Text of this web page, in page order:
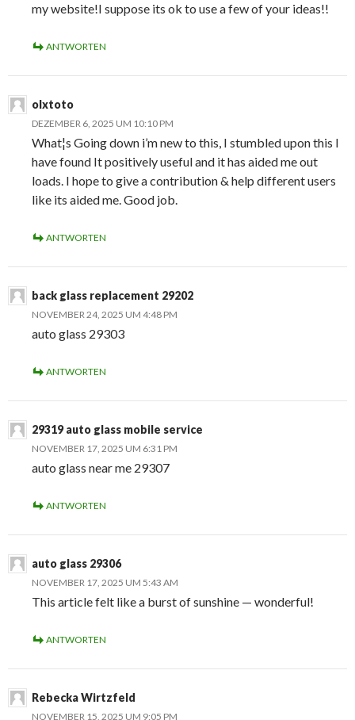
my website!I suppose its ok to use a few of your ideas!!
ANTWORTEN
olxtoto
DEZEMBER 6, 2025 UM 10:10 PM
What¦s Going down i’m new to this, I stumbled upon this I
have found It positively useful and it has aided me out
loads. I hope to give a contribution & help different users
like its aided me. Good job.
ANTWORTEN
back glass replacement 29202
NOVEMBER 24, 2025 UM 4:48 PM
auto glass 29303
ANTWORTEN
29319 auto glass mobile service
NOVEMBER 17, 2025 UM 6:31 PM
auto glass near me 29307
ANTWORTEN
auto glass 29306
NOVEMBER 17, 2025 UM 5:43 AM
This article felt like a burst of sunshine — wonderful!
ANTWORTEN
Rebecka Wirtzfeld
NOVEMBER 15, 2025 UM 9:05 PM